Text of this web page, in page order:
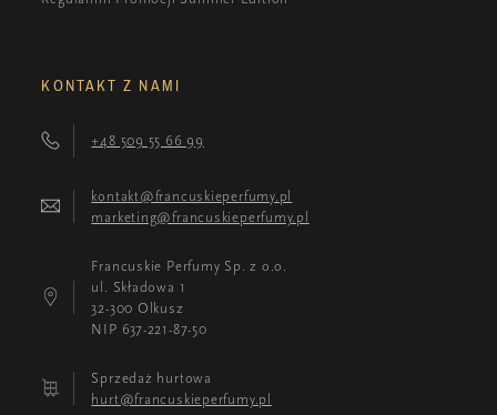
KONTAKT Z NAMI
+48 509 55 66 99
kontakt@francuskieperfumy.pl
marketing@francuskieperfumy.pl
Francuskie Perfumy Sp. z o.o.
ul. Składowa 1
32-300 Olkusz
NIP 637-221-87-50
Sprzedaż hurtowa
hurt@francuskieperfumy.pl